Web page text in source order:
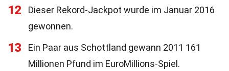
12
Dieser Rekord-Jackpot wurde im Januar 2016
gewonnen.
13
Ein Paar aus Schottland gewann 2011 161
Millionen Pfund im EuroMillions-Spiel.